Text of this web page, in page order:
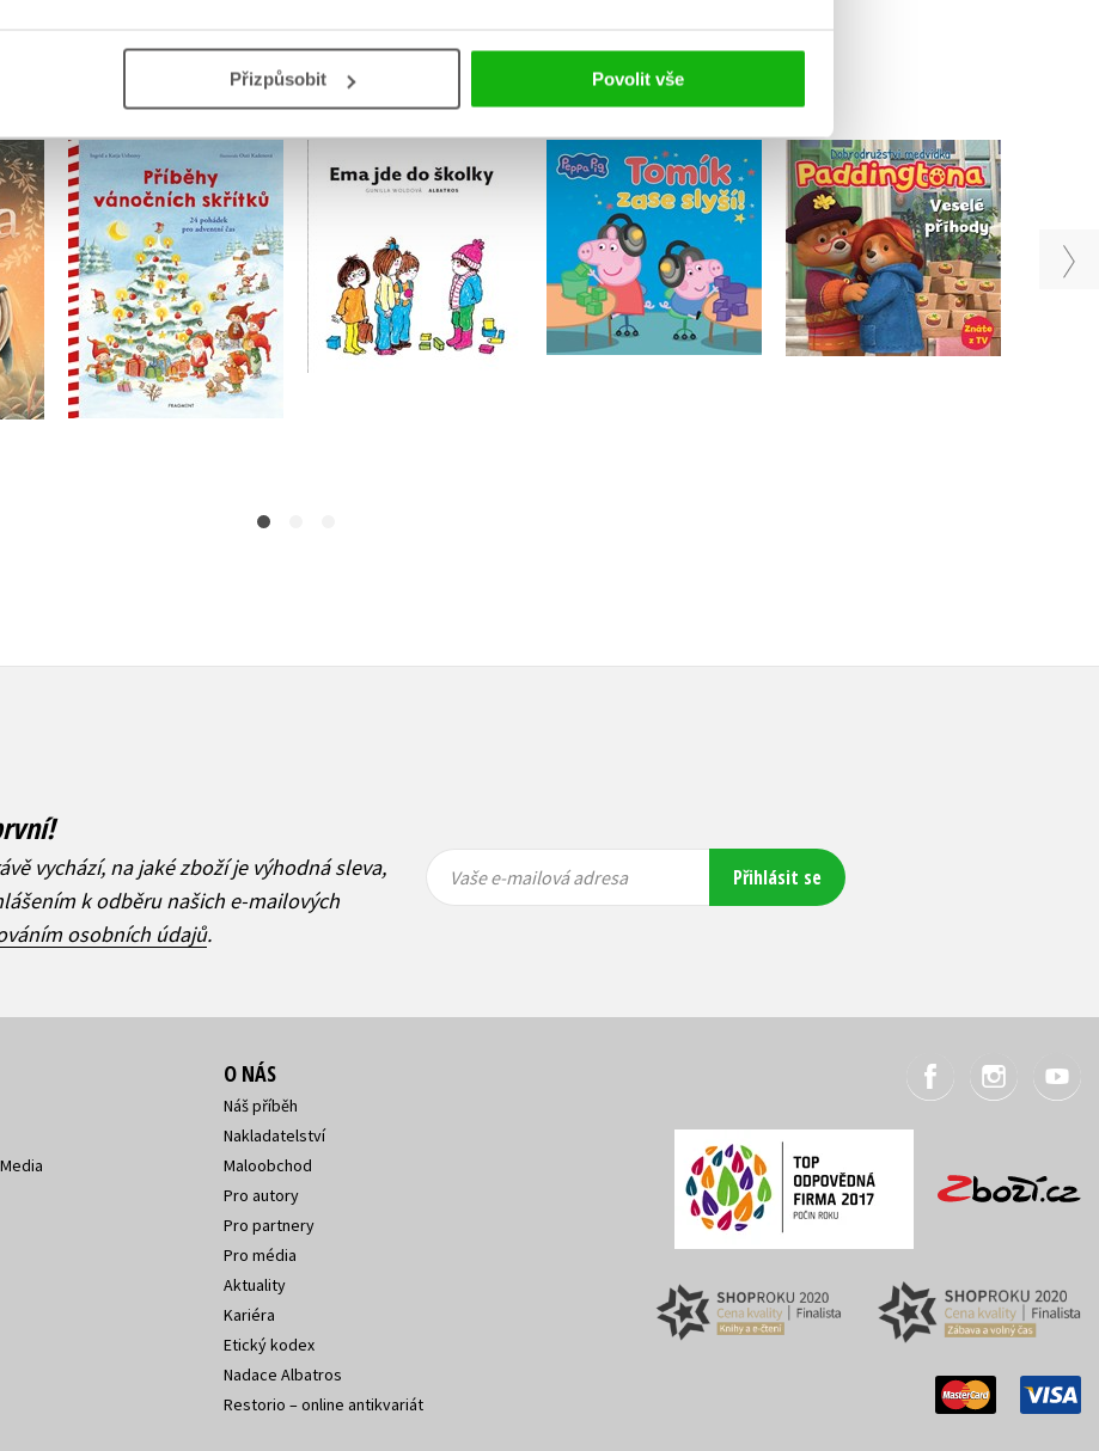
Přizpůsobit Povolit vše
MOHLO BY VÁS TAKÉ ZAJÍMAT
a
Příběhy vánočních
skřítků
Ingrid Uebeová
Do košíku
Ema jde do školky
Peppa Pig - Tomík zase
slyší!
Kolektiv
Dobrodružství
medvídka Paddingtona
- Veselé příhody
Kolektiv
vychází, na jaké zboží je výhodná sleva,
k odběru našich e-mailových
osobních údajů.
mailová
mailová
Vaše e-mailová adresa Přihlásit se
O NÁS
Náš příběh
Nakladatelství
Maloobchod
Pro autory
Pro partnery
Pro média
Aktuality
Kariéra
Etický kodex
Nadace Albatros
Restorio – online antikvariát